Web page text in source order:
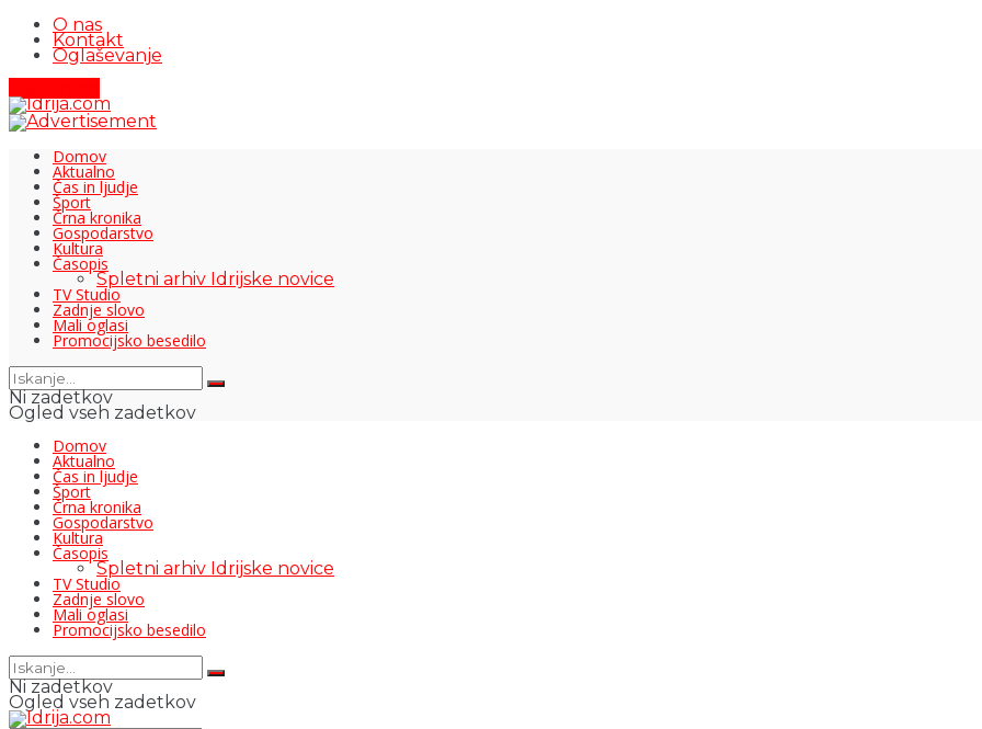
O nas
Kontakt
Oglaševanje
Domov
Aktualno
Čas in ljudje
Šport
Črna kronika
Gospodarstvo
Kultura
Časopis
Spletni arhiv Idrijske novice
TV Studio
Zadnje slovo
Mali oglasi
Promocijsko besedilo
Ni zadetkov
Ogled vseh zadetkov
Domov
Aktualno
Čas in ljudje
Šport
Črna kronika
Gospodarstvo
Kultura
Časopis
Spletni arhiv Idrijske novice
TV Studio
Zadnje slovo
Mali oglasi
Promocijsko besedilo
Ni zadetkov
Ogled vseh zadetkov